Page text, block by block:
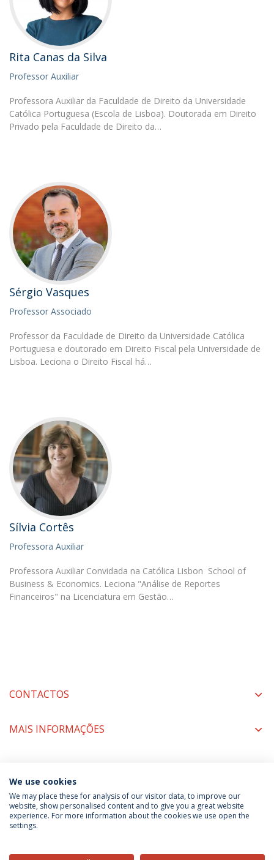
Rita Canas da Silva
Professor Auxiliar
Professora Auxiliar da Faculdade de Direito da Universidade
Católica Portuguesa (Escola de Lisboa). Doutorada em Direito
Privado pela Faculdade de Direito da…
Sérgio Vasques
Professor Associado
Professor da Faculdade de Direito da Universidade Católica
Portuguesa e doutorado em Direito Fiscal pela Universidade de
Lisboa. Leciona o Direito Fiscal há…
Sílvia Cortês
Professora Auxiliar
Professora Auxiliar Convidada na Católica Lisbon School of
Business & Economics. Leciona "Análise de Reportes
Financeiros" na Licenciatura em Gestão…
CONTACTOS
MAIS INFORMAÇÕES
COORDENAÇÃO
Política de Privacidade
Termos & Condições
We use cookies
We may place these for analysis of our visitor data, to improve our
website, show personalised content and to give you a great website
experience. For more information about the cookies we use open the
settings.